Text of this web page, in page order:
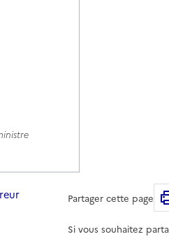
Partager cette page
Si vous souhaitez